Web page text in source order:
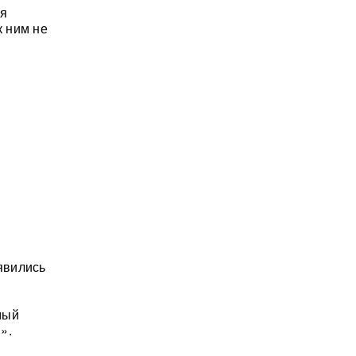
ним не